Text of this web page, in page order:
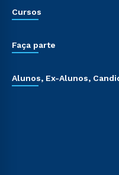
Cursos
Faça parte
Alunos, Ex-Alunos,